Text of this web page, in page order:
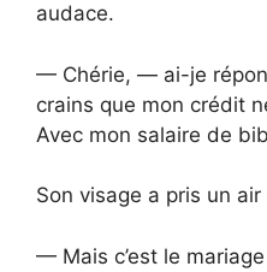
audace.
— Chérie, — ai-je
crains que mon crédit
Avec mon salaire de
Son visage a pris un
— Mais c’est le